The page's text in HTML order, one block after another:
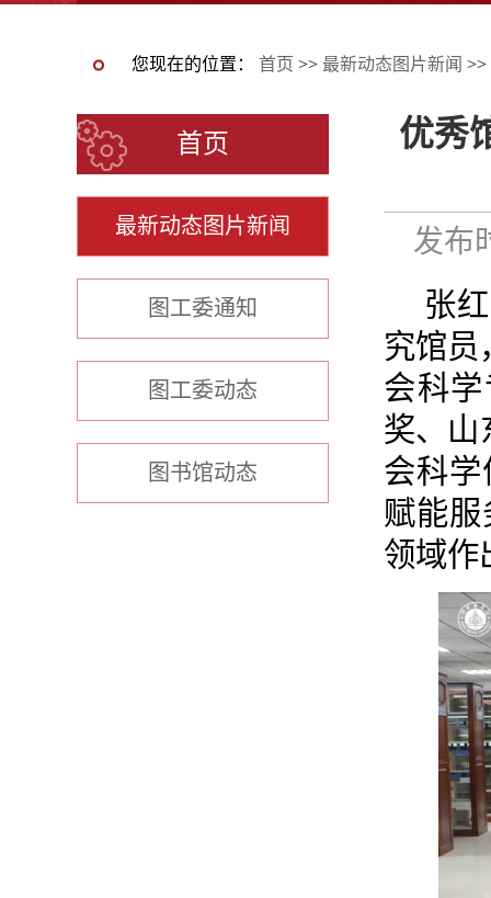
您现在的位置： 首页 >> 最新动态图片新闻 >>
首页
最新动态图片新闻
图工委通知
图工委动态
图书馆动态
优秀
发布
张
究馆员
会科
奖、山
会科学
赋能
领域作